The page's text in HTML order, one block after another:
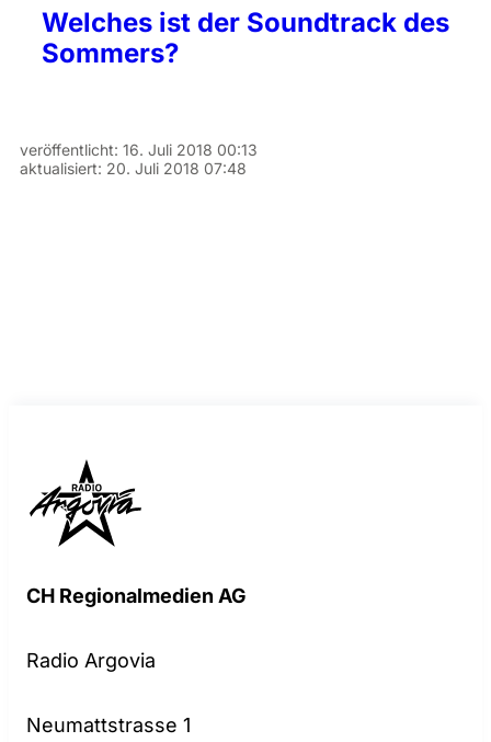
Welches ist der Soundtrack des
Sommers?
veröffentlicht: 16. Juli 2018 00:13
aktualisiert: 20. Juli 2018 07:48
CH Regionalmedien AG
Radio Argovia
Neumattstrasse 1